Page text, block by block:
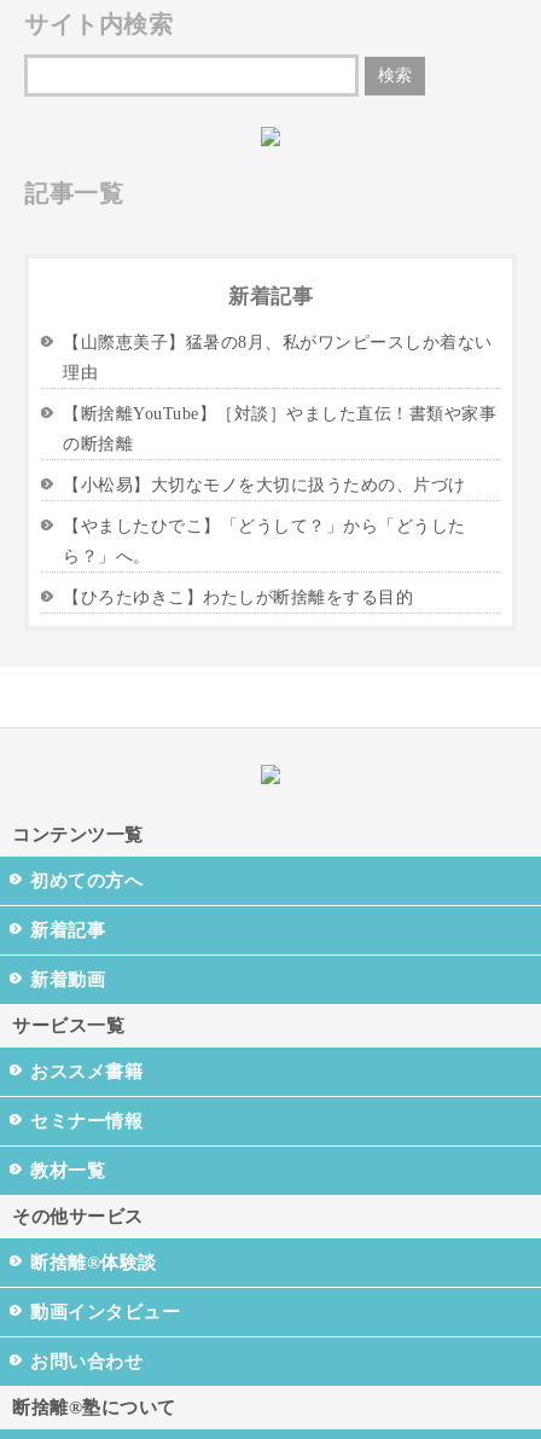
サイト内検索
記事一覧
新着記事
【山際恵美子】猛暑の8月、私がワンピースしか着ない
理由
【断捨離YouTube】［対談］やました直伝！書類や家事
の断捨離
【小松易】大切なモノを大切に扱うための、片づけ
【やましたひでこ】「どうして？」から「どうした
ら？」へ。
【ひろたゆきこ】わたしが断捨離をする目的
コンテンツ一覧
初めての方へ
新着記事
新着動画
サービス一覧
おススメ書籍
セミナー情報
教材一覧
その他サービス
断捨離®体験談
動画インタビュー
お問い合わせ
断捨離®塾について